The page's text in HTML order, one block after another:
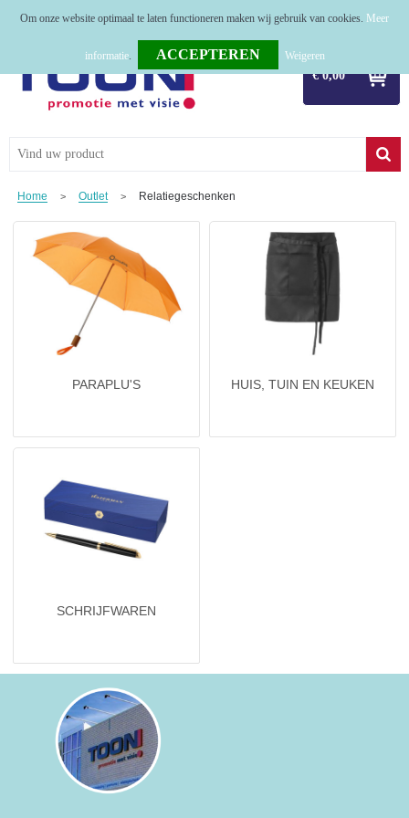
€ 0,00
Relatiegeschenken
Werkkleding
Sport
Kerstpakketten
Tastingpakketten
Home > Outlet > Relatiegeschenken
PARAPLU'S HUIS, TUIN EN KEUKEN
SCHRIJFWAREN
Om onze website optimaal te laten functioneren maken wij gebruik van cookies. Meer
informatie. Weigeren